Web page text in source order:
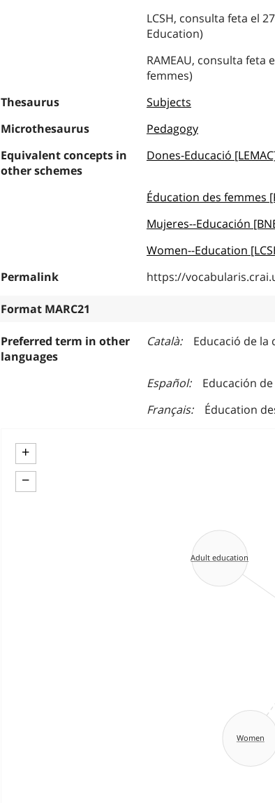
LCSH, consulta feta el
Education)
RAMEAU, consulta feta
femmes)
Thesaurus
Subjects
Microthesaurus
Pedagogy
Equivalent concepts in
other schemes
Dones-Educació
Éducation des femmes
Mujeres--Educación
Women--Education
Permalink
https://
Format MARC21
Preferred term in other
languages
Català Educació de la
Español
Educación
Français
Éducation
+
−
Women
Adult education